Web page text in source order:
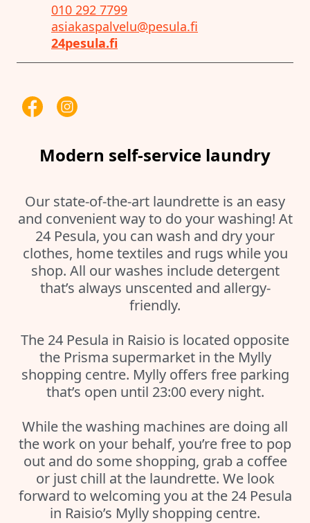
010 292 7799
asiakaspalvelu@pesula.fi
24pesula.fi
Modern self-service laundry
Our state-of-the-art laundrette is an easy
and convenient way to do your washing! At
24 Pesula, you can wash and dry your
clothes, home textiles and rugs while you
shop. All our washes include detergent
that’s always unscented and allergy-
friendly.
The 24 Pesula in Raisio is located opposite
the Prisma supermarket in the Mylly
shopping centre. Mylly offers free parking
that’s open until 23:00 every night.
While the washing machines are doing all
the work on your behalf, you’re free to pop
out and do some shopping, grab a coffee
or just chill at the laundrette. We look
forward to welcoming you at the 24 Pesula
in Raisio’s Mylly shopping centre.